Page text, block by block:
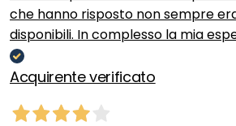
che hanno risposto non sempre
disponibili. In complesso la mia
Acquirente verificato